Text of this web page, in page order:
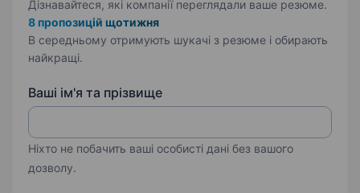
Дізнавайтеся, які компанії переглядали ваше резюме.
8 пропозицій щотижня
В середньому отримують шукачі з резюме і обирають
найкращі.
Ваші ім'я та прізвище
Ніхто не побачить ваші особисті дані без вашого
дозволу.